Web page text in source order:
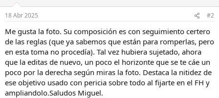
18 Abr 2025 #2
Me gusta la foto. Su composición es con seguimiento certero
de las reglas (que ya sabemos que están para romperlas, pero
en esta toma no procedía). Tal vez hubiera sujetado, ahora
que la editas de nuevo, un poco el horizonte que se te cáe un
poco por la derecha según miras la foto. Destaca la nitidez de
ese objetivo usado con pericia sobre todo al fijarte en el FH y
ampliandolo.Saludos Miguel.